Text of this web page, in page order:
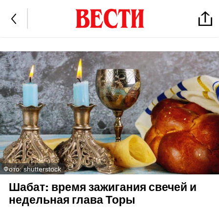
Фото: shutterstock
Шабат: время зажигания свечей и
недельная глава Торы